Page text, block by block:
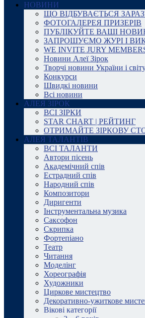
НОВИНИ
ЩО ВІДБУВАЄТЬСЯ
ФОТОГАЛЕРЕЯ ПРИЗЕРІВ
ПУБЛІКУЙТЕ ВАШІ
ЗАПРОШУЄМО ЖУРІ І
WE INVITE JURY
Новини Алеї Зірок
Творчі новини України і
Конкурси
Швидкі новини
Всі новини
АЛЕЯ ЗІРОК
ВСІ ЗІРКИ
STAR CHART | РЕЙТИНГ
ОТРИМАЙТЕ ЗІРКОВУ
АЛЕЯ ТАЛАНТІВ
ВСІ ТАЛАНТИ
Автори пісень
Академічний спів
Естрадний спів
Народний спів
Композитори
Диригенти
Інструментальна музика
Саксофон
Скрипка
Фортепіано
Театр
Читання
Моделінг
Хореографія
Художники
Циркове мистецтво
Декоративно-ужиткове
Вікові категорії